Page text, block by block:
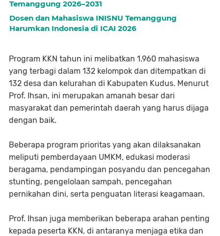
Temanggung 2026–2031
Dosen dan Mahasiswa INISNU Temanggung
Harumkan Indonesia di ICAI 2026
Program KKN tahun ini melibatkan 1.960 mahasiswa
yang terbagi dalam 132 kelompok dan ditempatkan di
132 desa dan kelurahan di Kabupaten Kudus. Menurut
Prof. Ihsan, ini merupakan amanah besar dari
masyarakat dan pemerintah daerah yang harus dijaga
dengan baik.
Beberapa program prioritas yang akan dilaksanakan
meliputi pemberdayaan UMKM, edukasi moderasi
beragama, pendampingan posyandu dan pencegahan
stunting, pengelolaan sampah, pencegahan
pernikahan dini, serta penguatan literasi keagamaan.
Prof. Ihsan juga memberikan beberapa arahan penting
kepada peserta KKN, di antaranya menjaga etika dan